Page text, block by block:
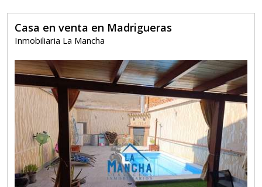
Casa en venta en Madrigueras
Inmobiliaria La Mancha